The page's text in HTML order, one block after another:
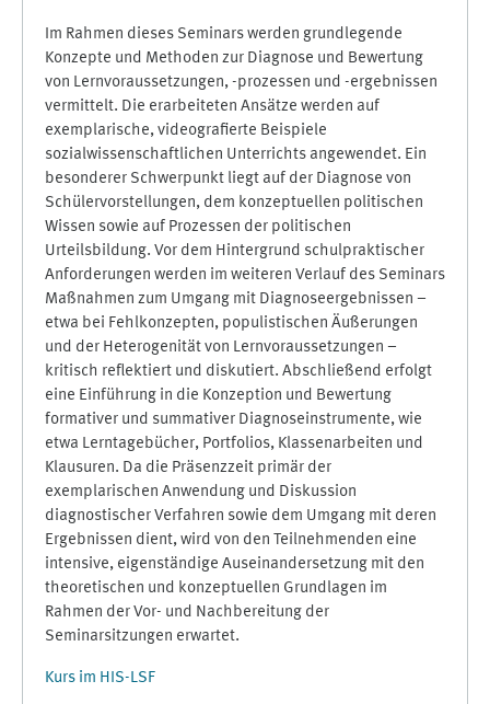
Im Rahmen dieses Seminars werden grundlegende
Konzepte und Methoden zur Diagnose und Bewertung
von Lernvoraussetzungen, -prozessen und -ergebnissen
vermittelt. Die erarbeiteten Ansätze werden auf
exemplarische, videografierte Beispiele
sozialwissenschaftlichen Unterrichts angewendet. Ein
besonderer Schwerpunkt liegt auf der Diagnose von
Schülervorstellungen, dem konzeptuellen politischen
Wissen sowie auf Prozessen der politischen
Urteilsbildung. Vor dem Hintergrund schulpraktischer
Anforderungen werden im weiteren Verlauf des Seminars
Maßnahmen zum Umgang mit Diagnoseergebnissen –
etwa bei Fehlkonzepten, populistischen Äußerungen
und der Heterogenität von Lernvoraussetzungen –
kritisch reflektiert und diskutiert. Abschließend erfolgt
eine Einführung in die Konzeption und Bewertung
formativer und summativer Diagnoseinstrumente, wie
etwa Lerntagebücher, Portfolios, Klassenarbeiten und
Klausuren. Da die Präsenzzeit primär der
exemplarischen Anwendung und Diskussion
diagnostischer Verfahren sowie dem Umgang mit deren
Ergebnissen dient, wird von den Teilnehmenden eine
intensive, eigenständige Auseinandersetzung mit den
theoretischen und konzeptuellen Grundlagen im
Rahmen der Vor- und Nachbereitung der
Seminarsitzungen erwartet.
Kurs im HIS-LSF